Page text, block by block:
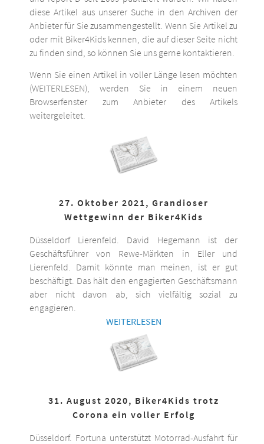
diese Artikel aus unserer Suche in den Archiven der
Anbieter für Sie zusammengestellt. Wenn Sie Artikel zu
oder mit Biker4Kids kennen, die auf dieser Seite nicht
zu finden sind, so können Sie uns gerne kontaktieren.
Wenn Sie einen Artikel in voller Länge lesen möchten
(WEITERLESEN), werden Sie in einem neuen
Browserfenster zum Anbieter des Artikels
weitergeleitet.
27. Oktober 2021, Grandioser
Wettgewinn der Biker4Kids
Düsseldorf Lierenfeld. David Hegemann ist der
Geschäftsführer von Rewe-Märkten in Eller und
Lierenfeld. Damit könnte man meinen, ist er gut
beschäftigt. Das hält den engagierten Geschäftsmann
aber nicht davon ab, sich vielfältig sozial zu
engagieren.
WEITERLESEN
31. August 2020, Biker4Kids trotz
Corona ein voller Erfolg
Düsseldorf. Fortuna unterstützt Motorrad-Ausfahrt für